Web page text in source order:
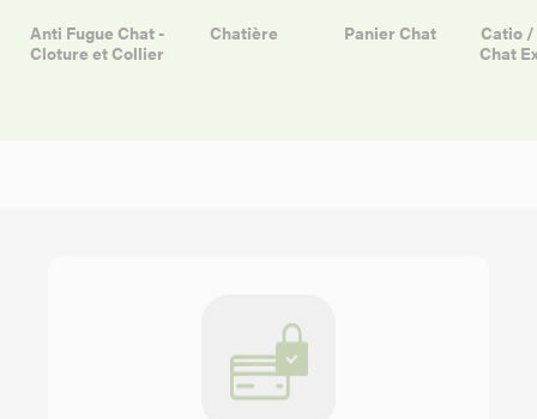
Anti Fugue Chat -
Cloture et Collier
Chatière Panier Chat
Catio
Chat